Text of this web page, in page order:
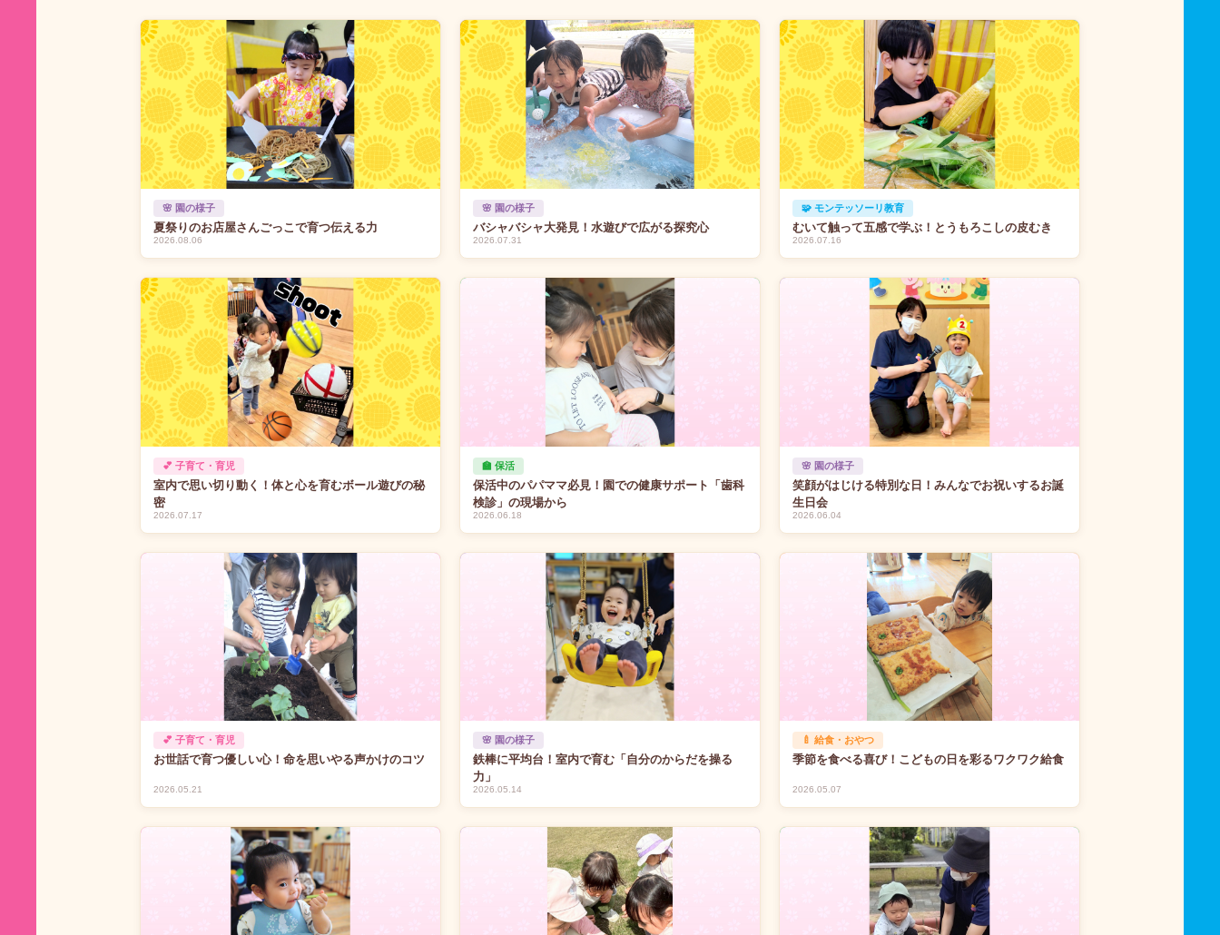
🌸 園の様子
夏祭りのお店屋さんごっこで育つ伝える力
2026.08.06
🌸 園の様子
バシャバシャ大発見！水遊びで広がる探究心
2026.07.31
🧩 モンテッソーリ教育
むいて触って五感で学ぶ！とうもろこしの皮むき
2026.07.16
💕 子育て・育児
室内で思い切り動く！体と心を育むボール遊びの秘
密
2026.07.17
🏫 保活
保活中のパパママ必見！園での健康サポート「歯科
検診」の現場から
2026.06.18
🌸 園の様子
笑顔がはじける特別な日！みんなでお祝いするお誕
生日会
2026.06.04
💕 子育て・育児
お世話で育つ優しい心！命を思いやる声かけのコツ
2026.05.21
🌸 園の様子
鉄棒に平均台！室内で育む「自分のからだを操る
力」
2026.05.14
🍼 給食・おやつ
季節を食べる喜び！こどもの日を彩るワクワク給食
2026.05.07